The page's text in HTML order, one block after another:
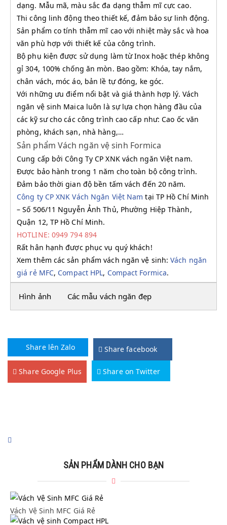
dạng. Mẫu mã, màu sắc đa dạng thẫm mĩ cực cao.
Thi công linh động theo thiết kế, đảm bảo sự linh động.
Sản phẩm co tính thẫm mĩ cao với nhiệt mày sắc và hoa
văn phù hợp với thiết kế của công trình.
Bộ phụ kiện được sử dụng làm từ Inox hoặc thép không
gỉ 304, 100% chống ăn mòn. Bao gồm: Khóa, tay nắm,
chân vách, móc áo, bản lề tự đóng, ke góc.
Với những ưu điểm nổi bật và giá thành hợp lý. Vách
ngăn vệ sinh Maica luôn là sự lựa chọn hàng đầu của
các kỹ sư cho các công trình cao cấp như: Cao ốc văn
phòng, khách sạn, nhà hàng,…
Sản phẩm Vách ngăn vệ sinh Formica
Cung cấp bởi Công Ty CP XNK vách ngăn Việt nam.
Được bảo hành trong 1 năm cho toàn bộ công trình.
Đảm bảo thời gian độ bền tấm vách đến 20 năm.
Công ty CP XNK Vách Ngăn Việt Nam tại TP Hồ Chí Minh
– Số 506/11 Nguyễn Ảnh Thủ, Phường Hiệp Thành,
Quận 12, TP Hồ Chí Minh.
HOTLINE: 0949 794 894
Rất hân hạnh được phục vụ quý khách!
Xem thêm các sản phẩm vách ngăn vệ sinh:Vách ngăn
giá rẻ MFC, Compact HPL, Compact Formica.
Hình ảnh Các mẫu vách ngăn đẹp
Share lên Zalo Share facebook
Share Google Plus Share on Twitter
SẢN PHẨM DÀNH CHO BẠN
Vách Vệ Sinh MFC Giá Rẻ
Vách Vệ Sinh MFC Giá Rẻ